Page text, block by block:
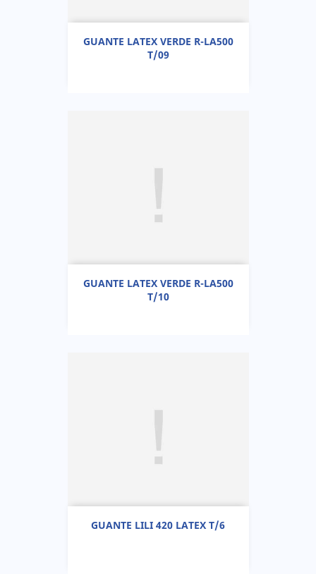
GUANTE LATEX VERDE R-LA500
T/09
GUANTE LATEX VERDE R-LA500
T/10
GUANTE LILI 420 LATEX T/6